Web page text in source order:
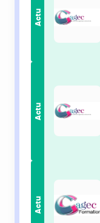
Actu
Actu
Actu